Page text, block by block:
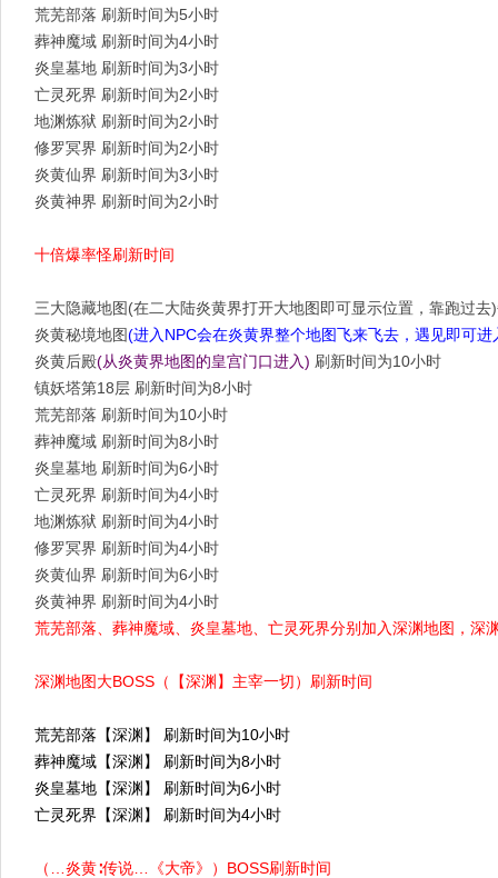
荒芜部落 刷新时间为5小时
葬神魔域 刷新时间为4小时
炎皇墓地 刷新时间为3小时
亡灵死界 刷新时间为2小时
地渊炼狱 刷新时间为2小时
修罗冥界 刷新时间为2小时
炎黄仙界 刷新时间为3小时
炎黄神界 刷新时间为2小时
十倍爆率怪刷新时间
三大隐藏地图(在二大陆炎黄界打开大地图即可显示位置，靠跑过
炎黄秘境地图(进入NPC会在炎黄界整个地图飞来飞去，遇见即可进
炎黄后殿(从炎黄界地图的皇宫门口进入) 刷新时间为10小时
镇妖塔第18层 刷新时间为8小时
荒芜部落 刷新时间为10小时
葬神魔域 刷新时间为8小时
炎皇墓地 刷新时间为6小时
亡灵死界 刷新时间为4小时
地渊炼狱 刷新时间为4小时
修罗冥界 刷新时间为4小时
炎黄仙界 刷新时间为6小时
炎黄神界 刷新时间为4小时
荒芜部落、葬神魔域、炎皇墓地、亡灵死界分别加入深渊地图，深
深渊地图大BOSS（【深渊】主宰一切）刷新时间
荒芜部落【深渊】 刷新时间为10小时
葬神魔域【深渊】 刷新时间为8小时
炎皇墓地【深渊】 刷新时间为6小时
亡灵死界【深渊】 刷新时间为4小时
（…炎黄∶传说…《大帝》）BOSS刷新时间